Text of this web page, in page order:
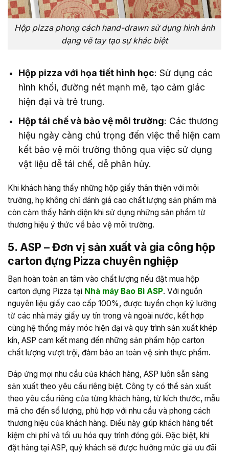
Hộp pizza phong cách hand-drawn sử dụng hình ảnh
dạng vẽ tay tạo sự khác biệt
Hộp pizza với họa tiết hình học: Sử dụng các
hình khối, đường nét mạnh mẽ, tạo cảm giác
hiện đại và trẻ trung.
Hộp tái chế và bảo vệ môi trường: Các thương
hiệu ngày càng chú trọng đến việc thể hiện cam
kết bảo vệ môi trường thông qua việc sử dụng
vật liệu dễ tái chế, dễ phân hủy.
Khi khách hàng thấy những hộp giấy thân thiện với môi
trường, họ không chỉ đánh giá cao chất lượng sản phẩm mà
còn cảm thấy hãnh diện khi sử dụng những sản phẩm từ
thương hiệu ý thức về bảo vệ môi trường.
5. ASP – Đơn vị sản xuất và gia công hộp
carton đựng Pizza chuyên nghiệp
Bạn hoàn toàn an tâm vào chất lượng nếu đặt mua hộp
carton đựng Pizza tại Nhà máy Bao Bì ASP. Với nguồn
nguyên liệu giấy cao cấp 100%, được tuyển chọn kỹ lưỡng
từ các nhà máy giấy uy tín trong và ngoài nước, kết hợp
cùng hệ thống máy móc hiện đại và quy trình sản xuất khép
kín, ASP cam kết mang đến những sản phẩm hộp carton
chất lượng vượt trội, đảm bảo an toàn vệ sinh thực phẩm.
Đáp ứng mọi nhu cầu của khách hàng, ASP luôn sẵn sàng
sản xuất theo yêu cầu riêng biệt. Công ty có thể sản xuất
theo yêu cầu riêng của từng khách hàng, từ kích thước, mẫu
mã cho đến số lượng, phù hợp với nhu cầu và phong cách
thương hiệu của khách hàng. Điều này giúp khách hàng tiết
kiệm chi phí và tối ưu hóa quy trình đóng gói. Đặc biệt, khi
đặt hàng tại ASP, quý khách sẽ được hưởng mức giá ưu đãi